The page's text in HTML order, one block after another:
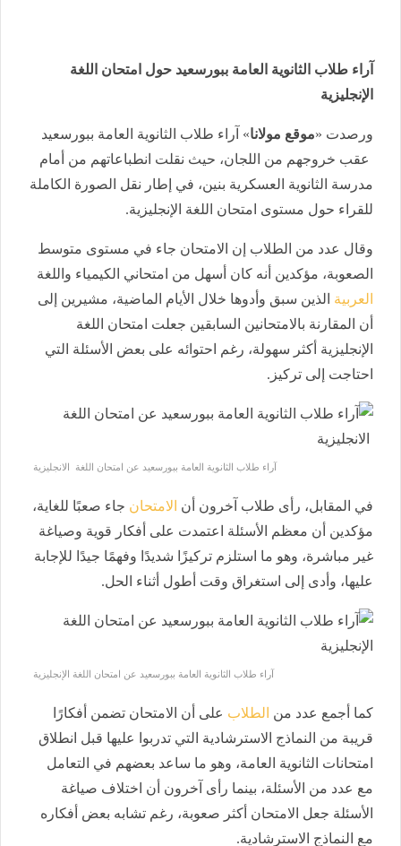
آراء طلاب الثانوية العامة ببورسعيد حول امتحان اللغة
الإنجليزية
ورصدت «موقع مولانا» آراء طلاب الثانوية العامة ببورسعيد
عقب خروجهم من اللجان، حيث نقلت انطباعاتهم من أمام
مدرسة الثانوية العسكرية بنين، في إطار نقل الصورة الكاملة
للقراء حول مستوى امتحان اللغة الإنجليزية.
وقال عدد من الطلاب إن الامتحان جاء في مستوى متوسط
الصعوبة، مؤكدين أنه كان أسهل من امتحاني الكيمياء واللغة
العربية الذين سبق وأدوها خلال الأيام الماضية، مشيرين إلى
أن المقارنة بالامتحانين السابقين جعلت امتحان اللغة
الإنجليزية أكثر سهولة، رغم احتوائه على بعض الأسئلة التي
احتاجت إلى تركيز.
آراء طلاب الثانوية العامة ببورسعيد عن امتحان اللغة الانجليزية
في المقابل، رأى طلاب آخرون أن الامتحان جاء صعبًا للغاية،
مؤكدين أن معظم الأسئلة اعتمدت على أفكار قوية وصياغة
غير مباشرة، وهو ما استلزم تركيزًا شديدًا وفهمًا جيدًا للإجابة
عليها، وأدى إلى استغراق وقت أطول أثناء الحل.
آراء طلاب الثانوية العامة ببورسعيد عن امتحان اللغة الإنجليزية
كما أجمع عدد من الطلاب على أن الامتحان تضمن أفكارًا
قريبة من النماذج الاسترشادية التي تدربوا عليها قبل انطلاق
امتحانات الثانوية العامة، وهو ما ساعد بعضهم في التعامل
مع عدد من الأسئلة، بينما رأى آخرون أن اختلاف صياغة
الأسئلة جعل الامتحان أكثر صعوبة، رغم تشابه بعض أفكاره
مع النماذج الاسترشادية.